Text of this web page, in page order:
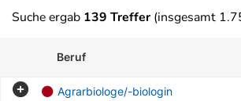
Suche ergab 139 Treffer (insgesamt
Beruf
Agrarbiologe/-biologin